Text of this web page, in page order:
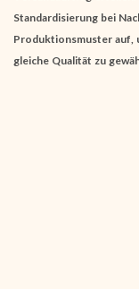
Standardisierung bei
Produktionsmuster auf,
gleiche Qualität zu